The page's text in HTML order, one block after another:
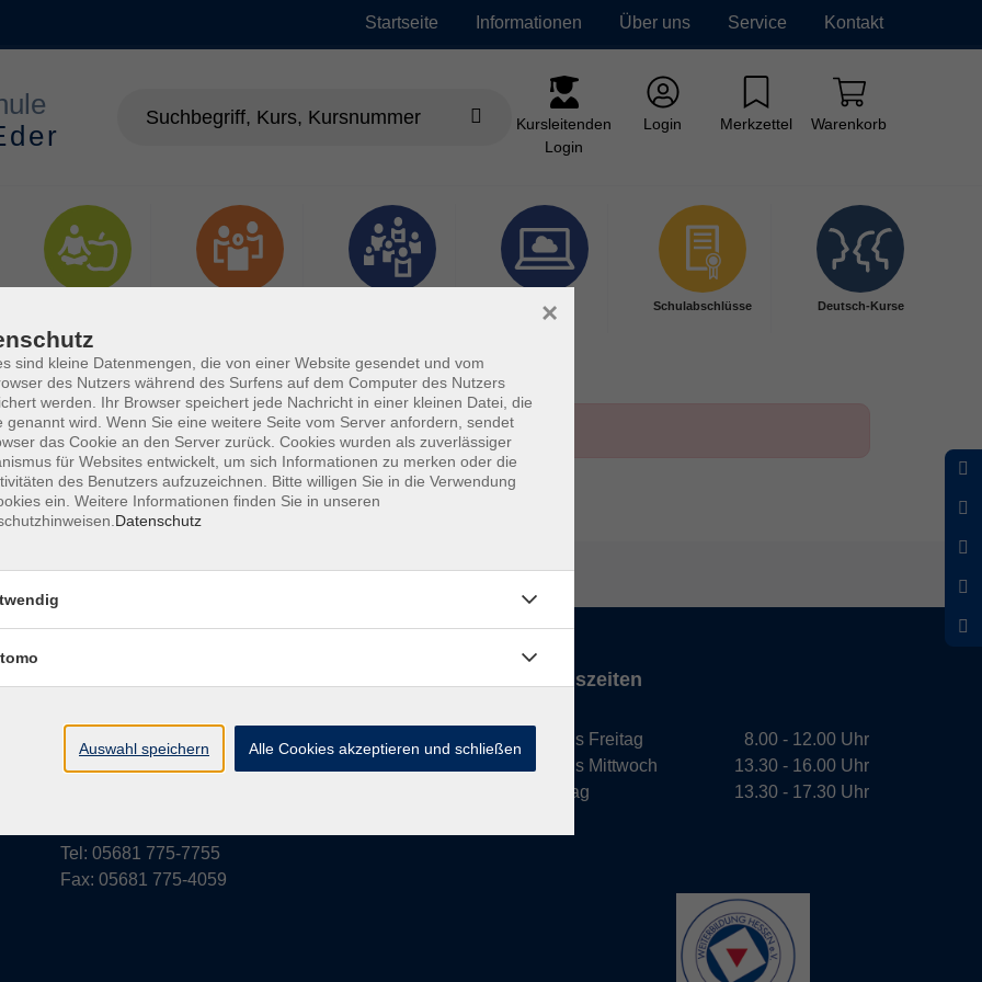
Startseite Informationen Über uns Service Kontakt
Kursleitenden
Login
Login Merkzettel Warenkorb
Digitales
Lernen
Schulabschlüsse Deutsch-Kurse
Barrierefreiheit Widerruf
Parkstraße 6
34576 Homberg (Efze)
Tel: 05681 775-7755
Fax: 05681 775-4059
Öffnungszeiten
Montag bis Freitag
Montag bis Mittwoch
Donnerstag
8.00 - 12.00 Uhr
13.30 - 16.00 Uhr
13.30 - 17.30 Uhr
sind kleine Datenmengen, die von einer Website gesendet und vom
des Nutzers während des Surfens auf dem Computer des Nutzers
werden. Ihr Browser speichert jede Nachricht in einer kleinen Datei, die
genannt wird. Wenn Sie eine weitere Seite vom Server anfordern, sendet
das Cookie an den Server zurück. Cookies wurden als zuverlässiger
für Websites entwickelt, um sich Informationen zu merken oder die
des Benutzers aufzuzeichnen. Bitte willigen Sie in die Verwendung
ein. Weitere Informationen finden Sie in unseren
Datenschutz
×
Auswahl speichern Alle Cookies akzeptieren und schließen